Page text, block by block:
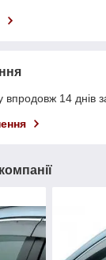
14 днів